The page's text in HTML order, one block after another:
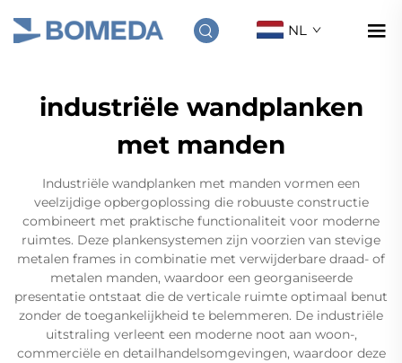
NL
industriële wandplanken
met manden
Industriële wandplanken met manden vormen een
veelzijdige opbergoplossing die robuuste constructie
combineert met praktische functionaliteit voor moderne
ruimtes. Deze plankensystemen zijn voorzien van stevige
metalen frames in combinatie met verwijderbare draad- of
metalen manden, waardoor een georganiseerde
presentatie ontstaat die de verticale ruimte optimaal benut
zonder de toegankelijkheid te belemmeren. De industriële
uitstraling verleent een moderne noot aan woon-,
commerciële en detailhandelsomgevingen, waardoor deze